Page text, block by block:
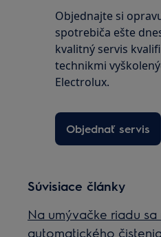
Objednajte si
spotrebiča ešte
kvalitný servis
technikmi
Electrolux.
Objednať servis
Súvisiace články
Na umývačke riadu
automatického